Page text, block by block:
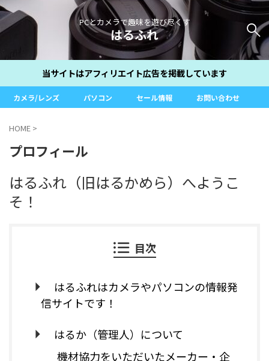
PCとカメラで趣味を遊び尽くす
はるふれ
当サイトはアフィリエイト広告を掲載しています
カメラ/レンズ パソコン セール情報 お問い合わせ
HOME >
プロフィール
はるふれ（旧はるかめら）へようこ
そ！
目次
はるふれはカメラやパソコンの情報発
信サイトです！
はるか（管理人）について
機材協力をいただいたメーカー・企